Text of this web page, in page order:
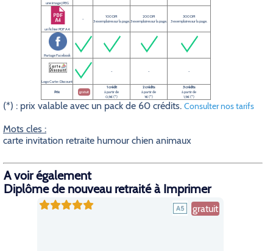
une image JPEG
un fichier PDF A4
-
100 DPI
3 exemplaires sur la page.
200 DPI
3 exemplaires sur la page.
300 DPI
3 exemplaires sur la page.
Partage Facebook
Logo Carte-Discount
- - -
Prix gratuit
1 crédit
à partir de
0,5€ (*)
2 crédits
à partir de
1€ (*)
3 crédits
à partir de
1,5€ (*)
(*) : prix valable avec un pack de 60 crédits. Consulter nos tarifs
Mots cles :
carte invitation retraite humour chien animaux
A voir également
Diplôme de nouveau retraité à Imprimer
gratuit